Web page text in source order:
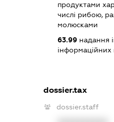
продуктами
числі рибою,
молюсками
63.99 надання
інформаційних
dossier.tax
dossier.staff